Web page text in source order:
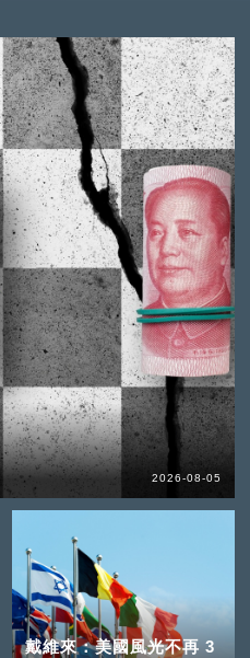
2026-08-05
戴維來：美國風光不再 3